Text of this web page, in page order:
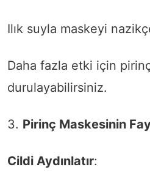
Ilık suyla maskeyi
Daha fazla etki için
durulayabilirsiniz.
3. Pirinç Maskesinin
Cildi Aydınlatır: